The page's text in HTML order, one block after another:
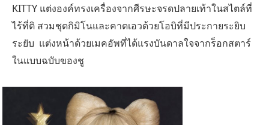
KITTY แต่งองค์ทรงเครื่องจากศีรษะจรดปลายเท้าในสไตล์ที่
ไร้ที่ติ สวมชุดกิมิโนและคาดเอวด้วยโอบิที่มีประกายระยิบ
ระยับ แต่งหน้าด้วยเมคอัพที่ได้แรงบันดาลใจจากร็อกสตาร์
ในแบบฉบับของชู